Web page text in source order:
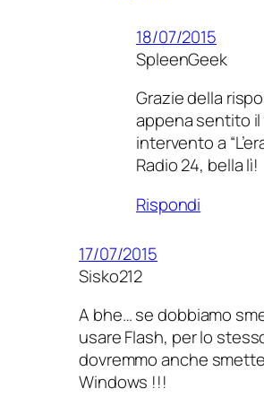
18/07/2015
SpleenGeek
Grazie della
appena sentito
intervento a
Radio 24, bella lì!
Rispondi
17/07/2015
Sisko212
A bhe… se dobbiamo
usare Flash, per lo
dovremmo anche
Windows !!!